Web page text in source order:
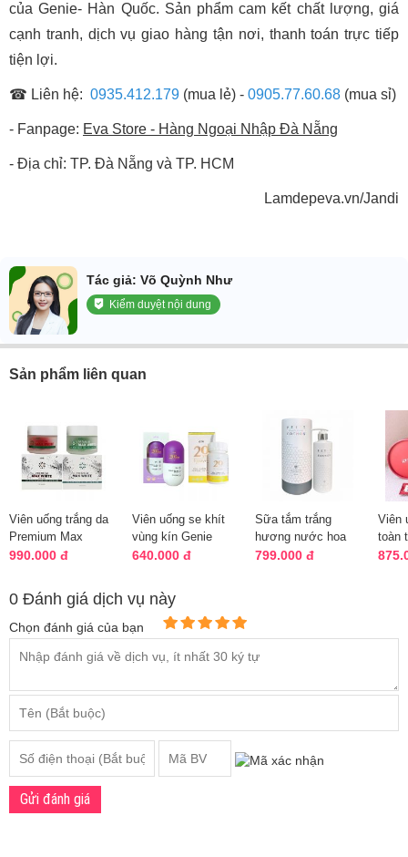
của Genie- Hàn Quốc. Sản phẩm cam kết chất lượng, giá
cạnh tranh, dịch vụ giao hàng tận nơi, thanh toán trực tiếp
tiện lợi.
☎ Liên hệ: 0935.412.179 (mua lẻ) - 0905.77.60.68 (mua sỉ)
- Fanpage: Eva Store - Hàng Ngoại Nhập Đà Nẵng
- Địa chỉ: TP. Đà Nẵng và TP. HCM
Lamdepeva.vn/Jandi
Tác giả: Võ Quỳnh Như
Kiểm duyệt nội dung
Sản phẩm liên quan
Viên uống trắng da
Premium Max
White Genie Hàn
990.000 đ
Viên uống se khít
vùng kín Genie
20yrs Forever Hàn
640.000 đ
Sữa tắm trắng
hương nước hoa
Petit Cochon Hàn
799.000 đ
Viên
toàn
Slim
0 Đánh giá dịch vụ này
Chọn đánh giá của bạn
Gửi đánh giá